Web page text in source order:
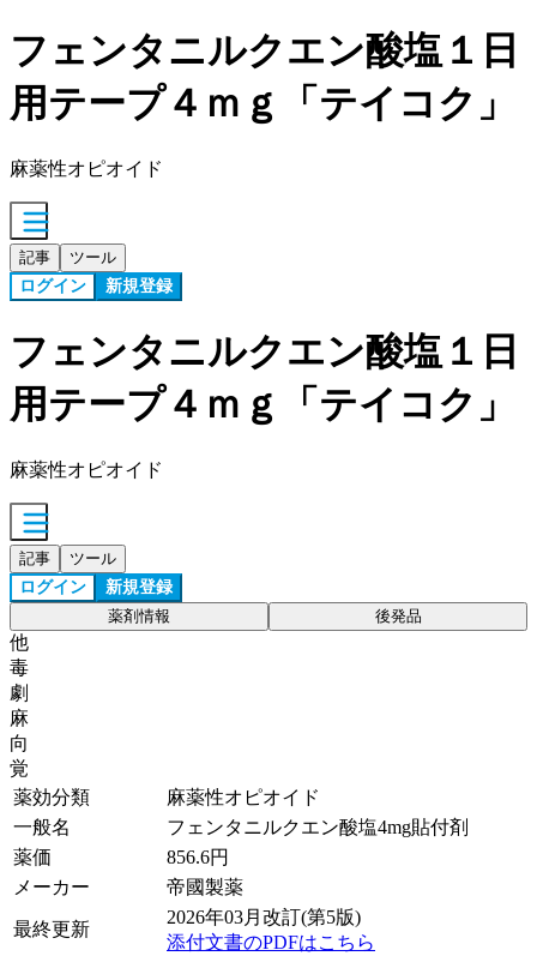
フェンタニルクエン酸塩１日
用テープ４ｍｇ「テイコク」
麻薬性オピオイド
記事 ツール
ログイン 新規登録
フェンタニルクエン酸塩１日
用テープ４ｍｇ「テイコク」
麻薬性オピオイド
記事 ツール
ログイン 新規登録
薬剤情報 後発品
他
毒
劇
麻
向
覚
薬効分類
麻薬性オピオイド
一般名
フェンタニルクエン酸塩4mg貼付剤
薬価
856.6円
メーカー
帝國製薬
最終更新
2026年03月改訂(第5版)
添付文書のPDFはこちら